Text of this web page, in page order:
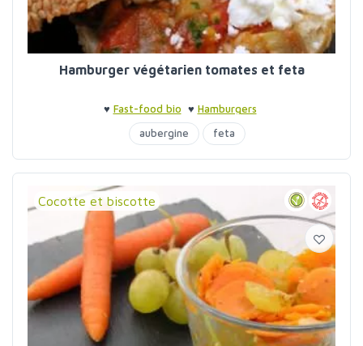
Hamburger végétarien tomates et feta
♥ Fast-food bio ♥ Hamburgers
aubergine
feta
Cocotte et biscotte